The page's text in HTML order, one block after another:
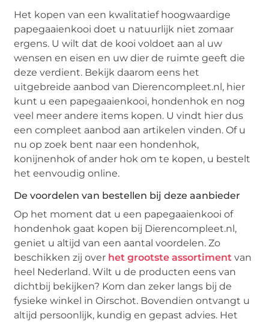
Het kopen van een kwalitatief hoogwaardige
papegaaienkooi doet u natuurlijk niet zomaar
ergens. U wilt dat de kooi voldoet aan al uw
wensen en eisen en uw dier de ruimte geeft die
deze verdient. Bekijk daarom eens het
uitgebreide aanbod van Dierencompleet.nl, hier
kunt u een papegaaienkooi, hondenhok en nog
veel meer andere items kopen. U vindt hier dus
een compleet aanbod aan artikelen vinden. Of u
nu op zoek bent naar een hondenhok,
konijnenhok of ander hok om te kopen, u bestelt
het eenvoudig online.
De voordelen van bestellen bij deze aanbieder
Op het moment dat u een papegaaienkooi of
hondenhok gaat kopen bij Dierencompleet.nl,
geniet u altijd van een aantal voordelen. Zo
beschikken zij over het grootste assortiment van
heel Nederland. Wilt u de producten eens van
dichtbij bekijken? Kom dan zeker langs bij de
fysieke winkel in Oirschot. Bovendien ontvangt u
altijd persoonlijk, kundig en gepast advies. Het